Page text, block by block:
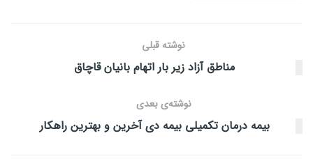
نوشته قبلی
مناطق آزاد زیر بار اتهام بانیان قاچاق
نوشته‌ی بعدی
بیمه درمان تکمیلی بیمه دی آخرین و بهترین راهکار